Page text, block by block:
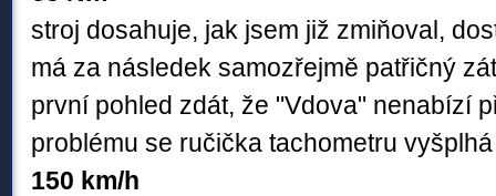
stroj dosahuje, jak jsem již zmiňoval,
má za následek samozřejmě patřičný
první pohled zdát, že "Vdova" nenabízí
problému se ručička tachometru
150 km/h